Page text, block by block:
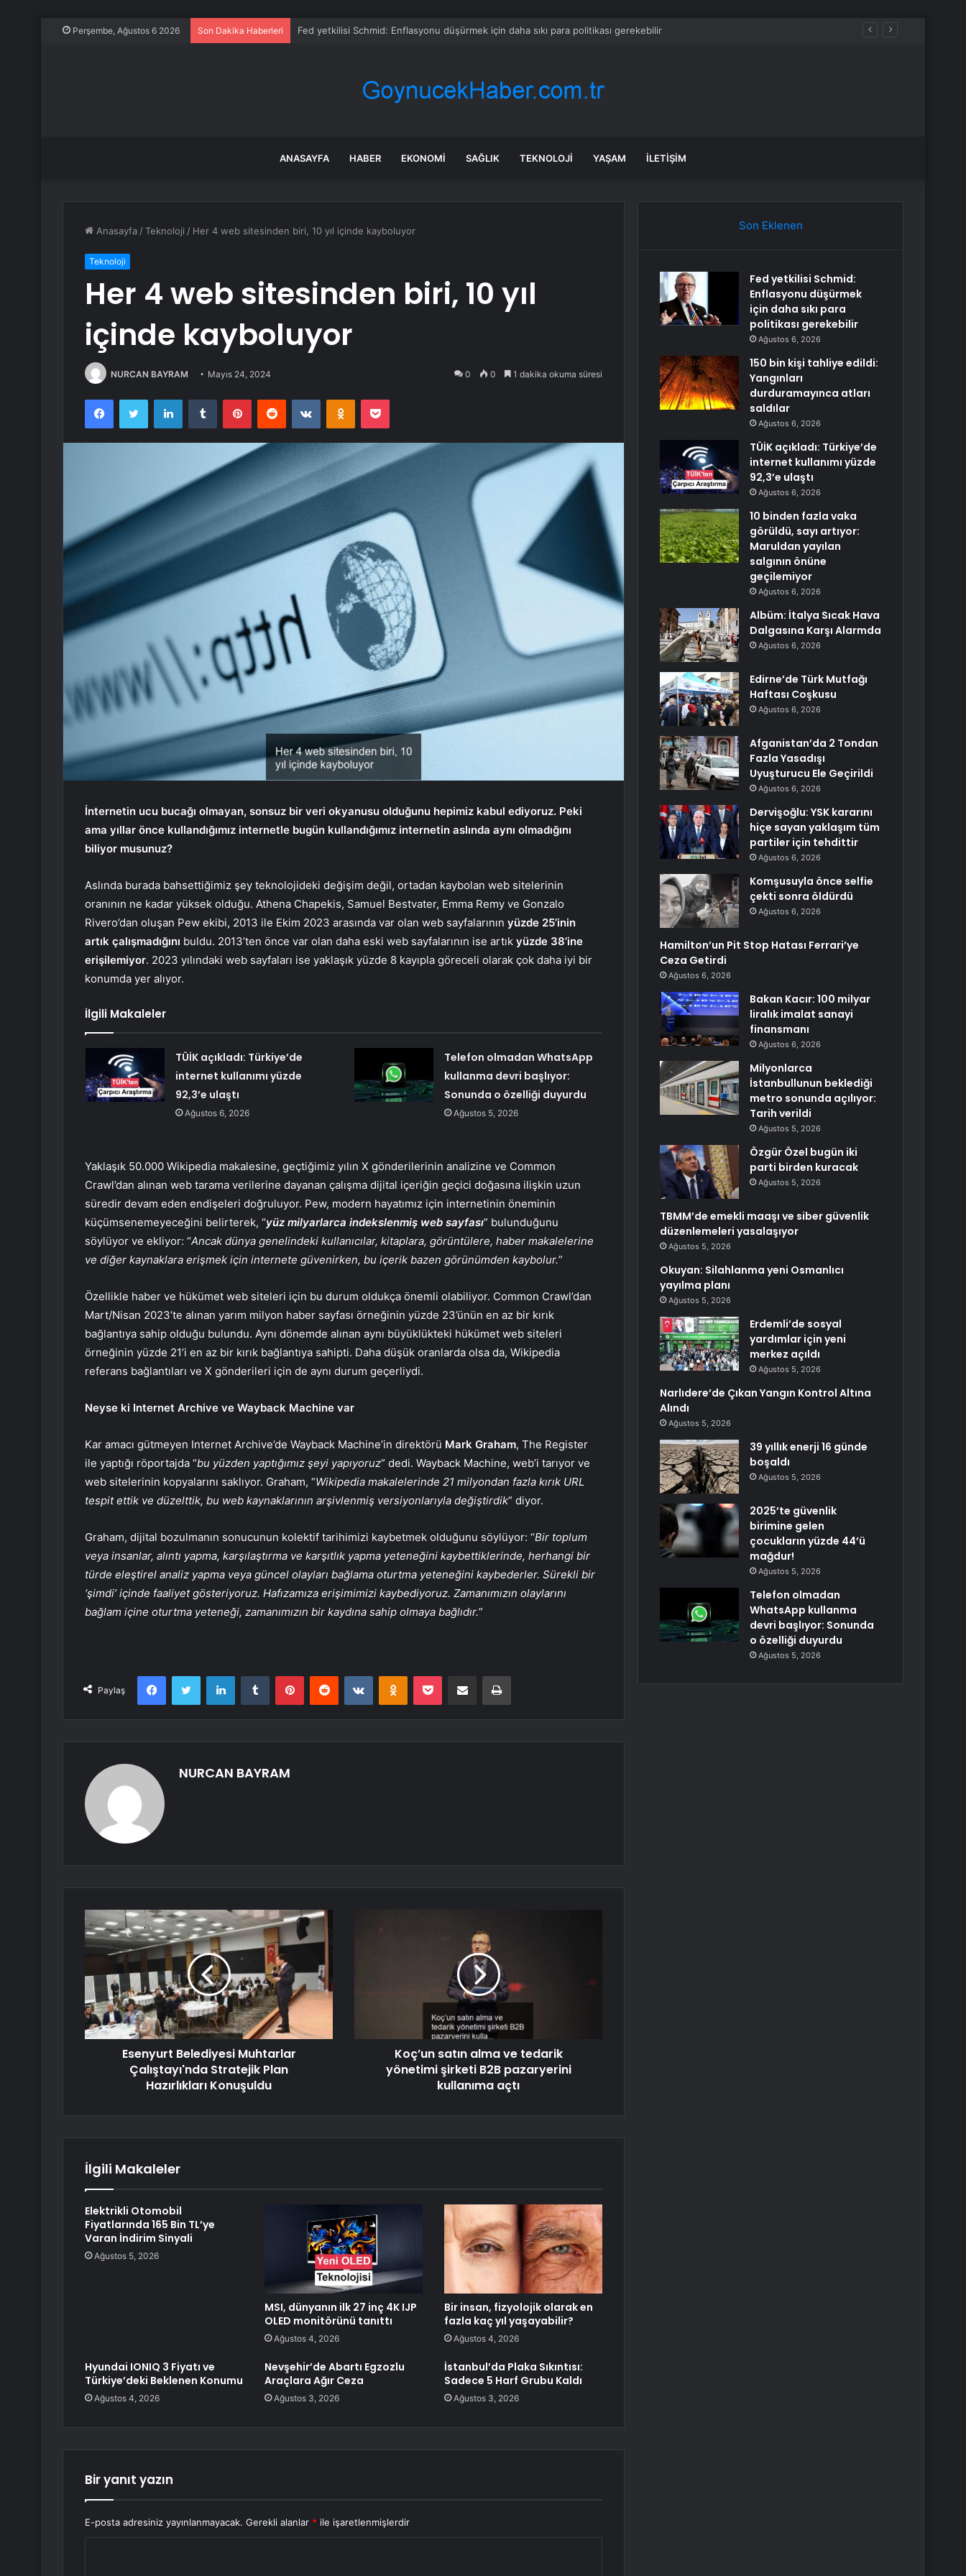
Perşembe, Ağustos 6 2026 Son Dakika Haberleri 150 bin kişi tahliye edildi: Yangınları durduramayınca atları saldılar
ANASAYFA HABER EKONOMI SAĞLIK TEKNOLOJI YAŞAM İLETIŞIM
Anasayfa /Teknoloji / Her 4 web sitesinden biri, 10 yıl içinde kayboluyor
Teknoloji
Her 4 web sitesinden biri, 10 yıl
içinde kayboluyor
NURCAN BAYRAM Mayıs 24, 2024 0 0 1 dakika okuma süresi
FacebookTwitter LinkedInTumblr PinterestReddit VKontakteOdnoklassniki
Pocket
İnternetin ucu bucağı olmayan, sonsuz bir veri okyanusu olduğunu hepimiz kabul ediyoruz. Peki
ama yıllar önce kullandığımız internetle bugün kullandığımız internetin aslında aynı olmadığını
biliyor musunuz?
Aslında burada bahsettiğimiz şey teknolojideki değişim değil, ortadan kaybolan web sitelerinin
oranının ne kadar yüksek olduğu. Athena Chapekis, Samuel Bestvater, Emma Remy ve Gonzalo
Rivero’dan oluşan Pew ekibi, 2013 ile Ekim 2023 arasında var olan web sayfalarının yüzde 25’inin
artık çalışmadığını buldu. 2013’ten önce var olan daha eski web sayfalarının ise artık yüzde 38’ine
erişilemiyor. 2023 yılındaki web sayfaları ise yaklaşık yüzde 8 kayıpla göreceli olarak çok daha iyi bir
konumda yer alıyor.
İlgili Makaleler
TÜİK açıkladı: Türkiye’de
internet kullanımı yüzde
92,3’e ulaştı
Ağustos 6, 2026
Telefon olmadan WhatsApp
kullanma devri başlıyor:
Sonunda o özelliği duyurdu
Ağustos 5, 2026
Yaklaşık 50.000 Wikipedia makalesine, geçtiğimiz yılın X gönderilerinin analizine ve Common
Crawl’dan alınan web tarama verilerine dayanan çalışma dijital içeriğin geçici doğasına ilişkin uzun
süredir devam eden endişeleri doğruluyor. Pew, modern hayatımız için internetinin öneminin
küçümsenemeyeceğini belirterek, “yüz milyarlarca indekslenmiş web sayfası” bulunduğunu
söylüyor ve ekliyor: “Ancak dünya genelindeki kullanıcılar, kitaplara, görüntülere, haber makalelerine
ve diğer kaynaklara erişmek için internete güvenirken, bu içerik bazen görünümden kaybolur.”
Özellikle haber ve hükümet web siteleri için bu durum oldukça önemli olabiliyor. Common Crawl’dan
Mart/Nisan 2023’te alınan yarım milyon haber sayfası örneğinin yüzde 23’ünün en az bir kırık
bağlantıya sahip olduğu bulundu. Aynı dönemde alınan aynı büyüklükteki hükümet web siteleri
örneğinin yüzde 21’i en az bir kırık bağlantıya sahipti. Daha düşük oranlarda olsa da, Wikipedia
referans bağlantıları ve X gönderileri için de aynı durum geçerliydi.
Neyse ki Internet Archive ve Wayback Machine var
Kar amacı gütmeyen Internet Archive’de Wayback Machine’in direktörü Mark Graham, The Register
ile yaptığı röportajda “bu yüzden yaptığımız şeyi yapıyoruz” dedi. Wayback Machine, web’i tarıyor ve
web sitelerinin kopyalarını saklıyor. Graham, “Wikipedia makalelerinde 21 milyondan fazla kırık URL
tespit ettik ve düzelttik, bu web kaynaklarının arşivlenmiş versiyonlarıyla değiştirdik” diyor.
Graham, dijital bozulmanın sonucunun kolektif tarihimizi kaybetmek olduğunu söylüyor: “Bir toplum
veya insanlar, alıntı yapma, karşılaştırma ve karşıtlık yapma yeteneğini kaybettiklerinde, herhangi bir
türde eleştirel analiz yapma veya güncel olayları bağlama oturtma yeteneğini kaybederler. Sürekli bir
‘şimdi’ içinde faaliyet gösteriyoruz. Hafızamıza erişimimizi kaybediyoruz. Zamanımızın olaylarını
bağlam içine oturtma yeteneği, zamanımızın bir kaydına sahip olmaya bağlıdır.”
Paylaş
FacebookTwitter LinkedInTumblr PinterestReddit VKontakteOdnoklassniki
Pocket E-Posta ile paylaş Yazdır
NURCAN BAYRAM
Esenyurt Belediyesi Muhtarlar
Çalıştayı'nda Stratejik Plan
Hazırlıkları Konuşuldu
Koç’un satın alma ve tedarik
yönetimi şirketi B2B pazaryerini
kullanıma açtı
İlgili Makaleler
Elektrikli Otomobil
Fiyatlarında 165 Bin TL’ye
Varan İndirim Sinyali
Ağustos 5, 2026
MSI, dünyanın ilk 27 inç 4K IJP
OLED monitörünü tanıttı
Ağustos 4, 2026
Bir insan, fizyolojik olarak en
fazla kaç yıl yaşayabilir?
Ağustos 4, 2026
Hyundai IONIQ 3 Fiyatı ve
Türkiye’deki Beklenen Konumu
Ağustos 4, 2026
Nevşehir’de Abartı Egzozlu
Araçlara Ağır Ceza
Ağustos 3, 2026
İstanbul’da Plaka Sıkıntısı:
Sadece 5 Harf Grubu Kaldı
Ağustos 3, 2026
Bir yanıt yazın
E-posta adresiniz yayınlanmayacak. Gerekli alanlar * ile işaretlenmişlerdir
Son Eklenen
Fed yetkilisi Schmid:
Enflasyonu düşürmek
için daha sıkı para
politikası gerekebilir
Ağustos 6, 2026
150 bin kişi tahliye edildi:
Yangınları
durduramayınca atları
saldılar
Ağustos 6, 2026
TÜİK açıkladı: Türkiye’de
internet kullanımı yüzde
92,3’e ulaştı
Ağustos 6, 2026
10 binden fazla vaka
görüldü, sayı artıyor:
Maruldan yayılan
salgının önüne
geçilemiyor
Ağustos 6, 2026
Albüm: İtalya Sıcak Hava
Dalgasına Karşı Alarmda
Ağustos 6, 2026
Edirne’de Türk Mutfağı
Haftası Coşkusu
Ağustos 6, 2026
Afganistan’da 2 Tondan
Fazla Yasadışı
Uyuşturucu Ele Geçirildi
Ağustos 6, 2026
Dervişoğlu: YSK kararını
hiçe sayan yaklaşım tüm
partiler için tehdittir
Ağustos 6, 2026
Komşusuyla önce selfie
çekti sonra öldürdü
Ağustos 6, 2026
Hamilton’un Pit Stop Hatası Ferrari’ye
Ceza Getirdi
Ağustos 6, 2026
Bakan Kacır: 100 milyar
liralık imalat sanayi
finansmanı
Ağustos 6, 2026
Milyonlarca
İstanbullunun beklediği
metro sonunda açılıyor:
Tarih verildi
Ağustos 5, 2026
Özgür Özel bugün iki
parti birden kuracak
Ağustos 5, 2026
TBMM’de emekli maaşı ve siber güvenlik
düzenlemeleri yasalaşıyor
Ağustos 5, 2026
Okuyan: Silahlanma yeni Osmanlıcı
yayılma planı
Ağustos 5, 2026
Erdemli’de sosyal
yardımlar için yeni
merkez açıldı
Ağustos 5, 2026
Narlıdere’de Çıkan Yangın Kontrol Altına
Alındı
Ağustos 5, 2026
39 yıllık enerji 16 günde
boşaldı
Ağustos 5, 2026
2025’te güvenlik
birimine gelen
çocukların yüzde 44’ü
mağdur!
Ağustos 5, 2026
Telefon olmadan
WhatsApp kullanma
devri başlıyor: Sonunda
o özelliği duyurdu
Ağustos 5, 2026